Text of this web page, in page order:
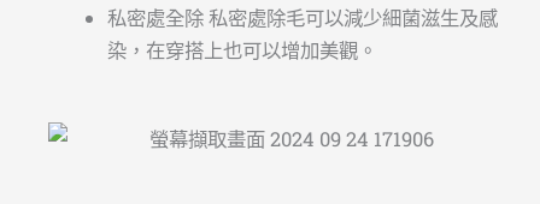
私密處全除 私密處除毛可以減少細菌滋生及感
染，在穿搭上也可以增加美觀。